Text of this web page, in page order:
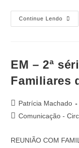
Continue Lendo
EM – 2ª
Familiares
Patrícia Machado
Comunicação -
REUNIÃO COM